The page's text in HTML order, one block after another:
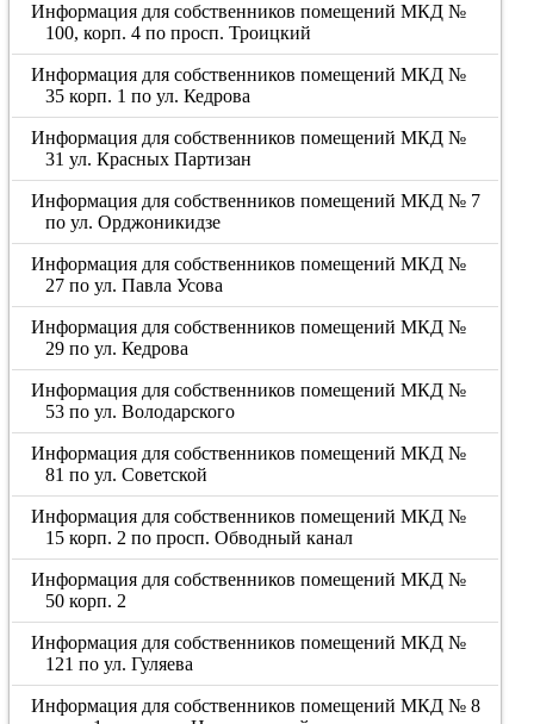
Информация для собственников помещений МКД №
100, корп. 4 по просп. Троицкий
Информация для собственников помещений МКД №
35 корп. 1 по ул. Кедрова
Информация для собственников помещений МКД №
31 ул. Красных Партизан
Информация для собственников помещений МКД № 7
по ул. Орджоникидзе
Информация для собственников помещений МКД №
27 по ул. Павла Усова
Информация для собственников помещений МКД №
29 по ул. Кедрова
Информация для собственников помещений МКД №
53 по ул. Володарского
Информация для собственников помещений МКД №
81 по ул. Советской
Информация для собственников помещений МКД №
15 корп. 2 по просп. Обводный канал
Информация для собственников помещений МКД №
50 корп. 2
Информация для собственников помещений МКД №
121 по ул. Гуляева
Информация для собственников помещений МКД № 8